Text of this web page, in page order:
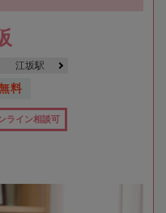
江坂駅
料
ライン相談可